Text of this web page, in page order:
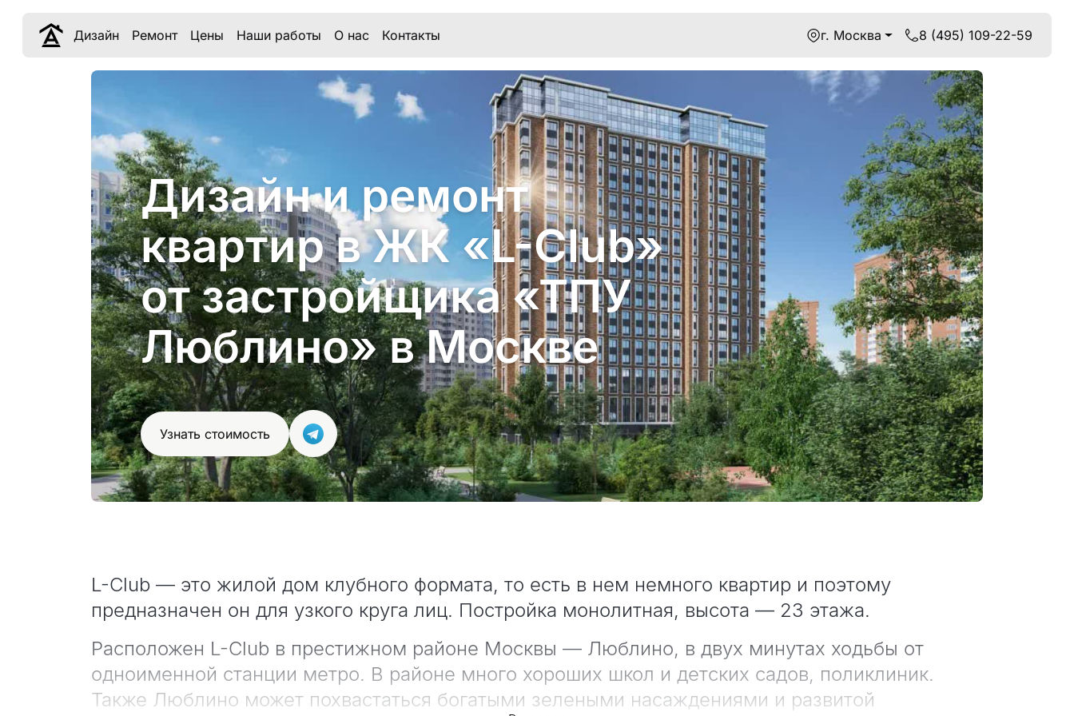
Дизайн Ремонт Цены Наши работы О нас Контакты г. Москва 8 (495) 109-22-59
Дизайн и ремонт
квартир в ЖК «L-Club»
от застройщика «ТПУ
Люблино» в Москве
Узнать стоимость
L-Club — это жилой дом клубного формата, то есть в нем немного квартир и поэтому
предназначен он для узкого круга лиц. Постройка монолитная, высота — 23 этажа.
Расположен L-Club в престижном районе Москвы — Люблино, в двух минутах ходьбы от
одноименной станции метро. В районе много хороших школ и детских садов, поликлиник.
Также Люблино может похвастаться богатыми зелеными насаждениями и развитой